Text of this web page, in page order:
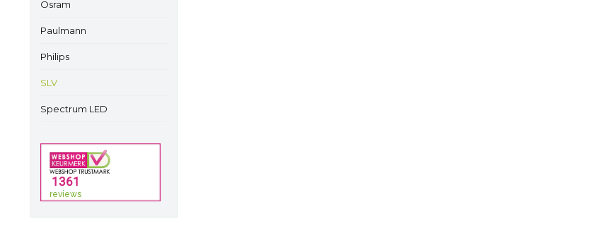
Osram
Paulmann
Philips
SLV
Spectrum LED